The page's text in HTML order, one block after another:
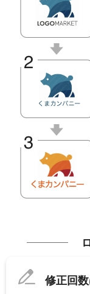
修正回